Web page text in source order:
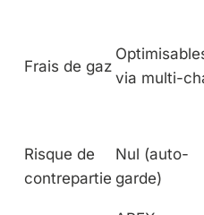
Frais de gaz
via multi-
Risque de
contrepartie
Nul (auto-
garde)